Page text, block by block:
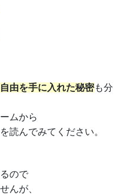
由を手に入れた秘密も分
ムから
読んでみてください。
ので
んが、